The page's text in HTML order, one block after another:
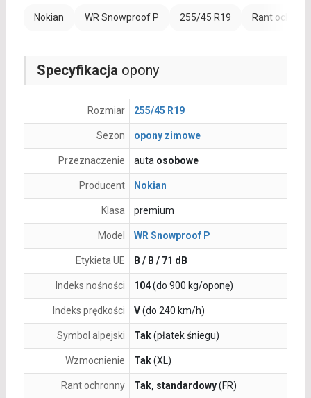
Nokian WR Snowproof P 255/45 R19 Rant
Specyfikacja opony
Rozmiar 255/45 R19
Sezon opony zimowe
Przeznaczenie auta osobowe
Producent Nokian
Klasa premium
Model WR Snowproof P
Etykieta UE B / B / 71 dB
Indeks nośności 104(do 900 kg/oponę)
Indeks prędkości V(do 240 km/h)
Symbol alpejski Tak(płatek śniegu)
Wzmocnienie Tak(XL)
Rant ochronny Tak, standardowy(FR)